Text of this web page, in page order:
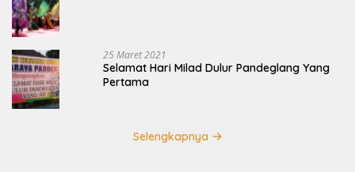
25 Maret 2021
Selamat Hari Milad Dulur Pandeglang Yang
Pertama
Selengkapnya